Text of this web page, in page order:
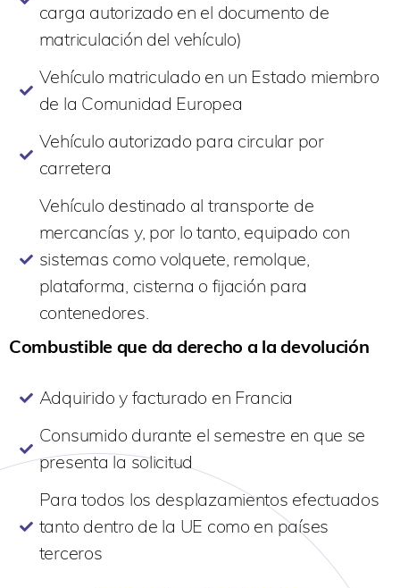
carga autorizado en el documento de
matriculación del vehículo)
Vehículo matriculado en un Estado miembro
de la Comunidad Europea
Vehículo autorizado para circular por
carretera
Vehículo destinado al transporte de
mercancías y, por lo tanto, equipado con
sistemas como volquete, remolque,
plataforma, cisterna o fijación para
contenedores.
Combustible que da derecho a la devolución
Adquirido y facturado en Francia
Consumido durante el semestre en que se
presenta la solicitud
Para todos los desplazamientos efectuados
tanto dentro de la UE como en países
terceros